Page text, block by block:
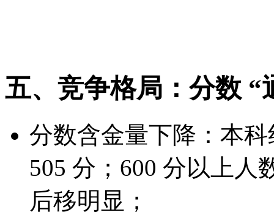
五、竞争格局：分数 “
分数含金量下降：本
505 分；600 分以上人
后移明显；